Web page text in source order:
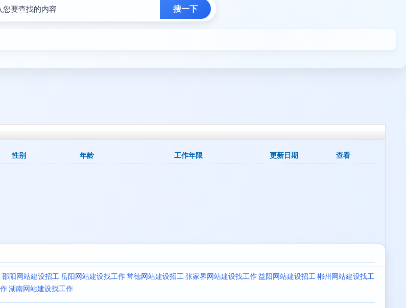
性别 年龄 工作年限 更新日期 查看
邵阳网站建设招工 岳阳网站建设找工作常德网站建设招工 张家界网站建设找工作益阳网站建设招工 郴州网站建设找工
湖南网站建设找工作